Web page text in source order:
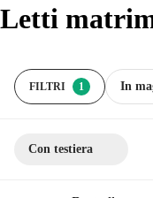
Letti
FILTRI 1 In
Con testiera